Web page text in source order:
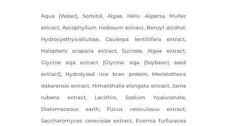
Aqua [Water], Sorbitol, Algae, Helix Aspersa Muller
extract, Ascophyllum nodosum extract, Benzyl alcohol,
Hydroxyethylcellulose, Caulerpa lentillifera extract,
Halopteris scoparia extract, Sucrose, Algae extract,
Glycine soja extract [Glycine soja (Soybean) seed
extract], Hydrolyzed rice bran protein, Meristotheca
dakarensis extract, Himanthalia elongata extract, Jania
rubens extract, Lecithin, Sodium hyaluronate,
Diatomaceous earth, Fucus vesiculosus extract,
Saccharomyces cerevisiae extract, Evernia furfuracea